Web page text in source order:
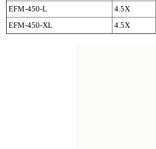
EFM-450-L
4.5X
EFM-450-XL
4.5X